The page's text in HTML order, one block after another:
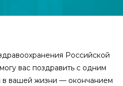
Российской
вас поздравить с одним
в вашей жизни — окончанием